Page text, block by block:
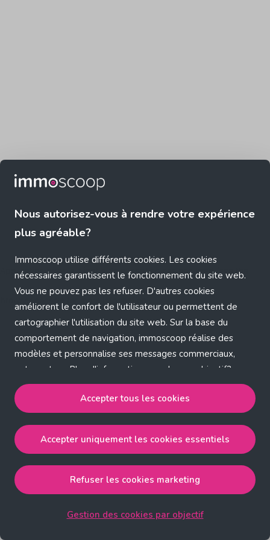
Nous autorisez-vous à rendre votre expérience
plus agréable?
Immoscoop utilise différents cookies. Les cookies
nécessaires garantissent le fonctionnement du site web.
Vous ne pouvez pas les refuser. D'autres cookies
améliorent le confort de l'utilisateur ou permettent de
cartographier l'utilisation du site web. Sur la base du
comportement de navigation, immoscoop réalise des
modèles et personnalise ses messages commerciaux,
entre autres. Plus d'informations sur chaque objectif?
Cliquez sur 'Gestion des cookies par objectif'.
Notre politique de cookies
Accepter tous les cookies
strictement nécessaires, performance, fonctionnalité et
publicité ciblée.
Accepter uniquement les cookies essentielsaccepte
les cookies strictement nécessaires.
Accepter tous les cookies
Accepter uniquement les cookies essentiels
Refuser les cookies marketing
Gestion des cookies par objectif
Application error: a client-side exception has occurred (see the
browser console for more information)